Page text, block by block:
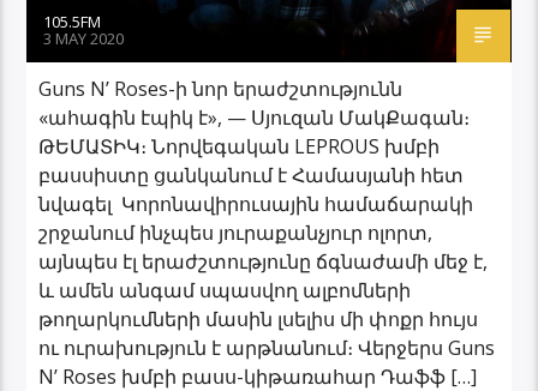
105.5FM
3 MAY 2020
Guns N’ Roses-ի նոր երաժշտությունն
«ահագին էպիկ է», — Սյուզան ՄակՔագան։
ԹԵՄԱՏԻԿ։ Նորվեգական LEPROUS խմբի
բասսիստը ցանկանում է Համասյանի հետ
նվագել Կորոնավիրուսային համաճարակի
շրջանում ինչպես յուրաքանչյուր ոլորտ,
այնպես էլ երաժշտությունը ճգնաժամի մեջ է,
և ամեն անգամ սպասվող ալբոմների
թողարկումների մասին լսելիս մի փոքր հույս
ու ուրախություն է արթնանում։ Վերջերս Guns
N’ Roses խմբի բասս-կիթառահար Դաֆֆ […]